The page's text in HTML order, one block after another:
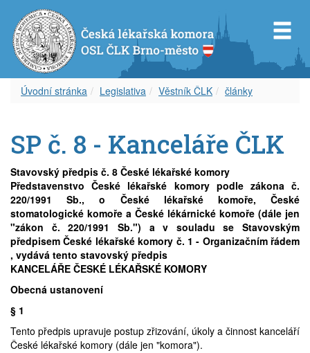
Úvodní stránka Legislativa Věstník ČLK články
SP č. 8 - Kanceláře ČLK
Stavovský předpis č. 8 České lékařské komory
Představenstvo České lékařské komory podle zákona č.
220/1991 Sb., o České lékařské komoře, České
stomatologické komoře a České lékárnické komoře (dále jen
"zákon č. 220/1991 Sb.") a v souladu se Stavovským
předpisem České lékařské komory č. 1 - Organizačním řádem
, vydává tento stavovský předpis
KANCELÁŘE ČESKÉ LÉKAŘSKÉ KOMORY
Obecná ustanovení
§ 1
Tento předpis upravuje postup zřizování, úkoly a činnost kanceláří
České lékařské komory (dále jen "komora").
Revizní komise OS ČLK Brno-město
Čestná rada OS ČLK Brno-město
Delegáti sjezdu ČLK
Zápisy z okresních shromáždění
Vzdělávací akce
Věstník ČLK
Etický kodex
Aktuality
Zápisy z okresního shromáždění
Informace lékařům
Archív článků
Aktuální inzerce
Volná místa – nabídka
Volná místa – poptávka
Zástupy – nabídka
Zástupy – poptávka
Prodej
Odkazy
Časopis
Covid-19